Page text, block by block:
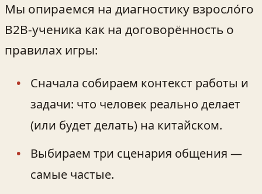
Мы опираемся на диагностику взросло́го
B2B‑ученика как на договорённость о
правилах игры:
Сначала собираем контекст работы и
задачи: что человек реально делает
(или будет делать) на китайском.
Выбираем три сценария общения —
самые частые.